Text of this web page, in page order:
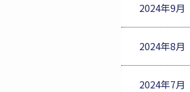
2024年9月
2024年8月
2024年7月